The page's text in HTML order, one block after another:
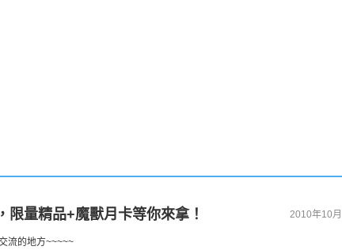
限量精品+魔獸月卡等你來拿！ 2010年10
流的地方~~~~~